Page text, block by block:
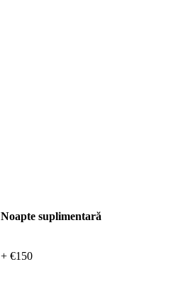
Noapte suplimentară
+ €150